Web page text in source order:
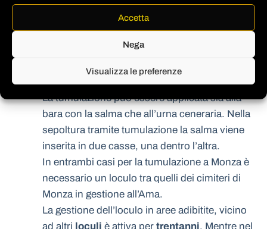
Accetta
Nega
Visualizza le preferenze
Nella tumulazione la salma o l’urna viene
inserita all’interno diloculiappositamenti
predisposti. Ogni loculo può essere occupato
trenta annicon possibilità di rinnovare la
concessione comunale.
La tumulazione può essere applicata sia alla
bara con la salma che all’urna ceneraria. Nella
sepoltura tramite tumulazione la salma viene
inserita in due casse, una dentro l’altra.
In entrambi casi per la tumulazione a Monza è
necessario un loculo tra quelli dei cimiteri di
Monza in gestione all’Ama.
La gestione dell’loculo in aree adibitite, vicino
ad altri loculi è attiva per trentanni. Mentre nel